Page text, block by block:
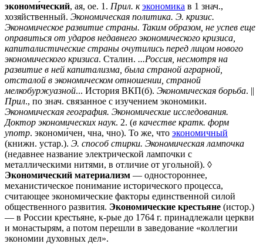
экономи́ческий, ая, ое. 1 . Прил. к экономика в 1 знач.,
хозяйственный. Экономическая политика. Э. кризис.
Экономическое развитие страны. Таким образом, не успев еще
оправиться от ударов недавнего экономического кризиса,
капиталистические страны очутились перед лицом нового
экономического кризиса. Сталин. ...Россия, несмотря на
развитие в ней капитализма, была страной аграрной,
отсталой в экономическом отношении, страной
мелкобуржуазной... История ВКП(б). Экономическая борьба. ||
Прил., по знач. связанное с изучением экономики.
Экономическая география. Экономические исследования.
Доктор экономических наук. 2. (в качестве кратк. форм
употр. экономи́чен, чна, чно). То же, что экономичный
(книжн. устар.). Э. способ стирки. Экономическая лампочка
(недавнее название электрической лампочки с
металлическими нитями, в отличие от угольной). ◊
Экономический материализм — одностороннее,
механистическое понимание исторического процесса,
считающее экономические факторы единственной силой
общественного развития. Экономические крестьяне (истор.)
— в России крестьяне, к-рые до 1764 г. принадлежали церкви
и монастырям, а потом перешли в заведование «коллегии
экономии духовных дел».